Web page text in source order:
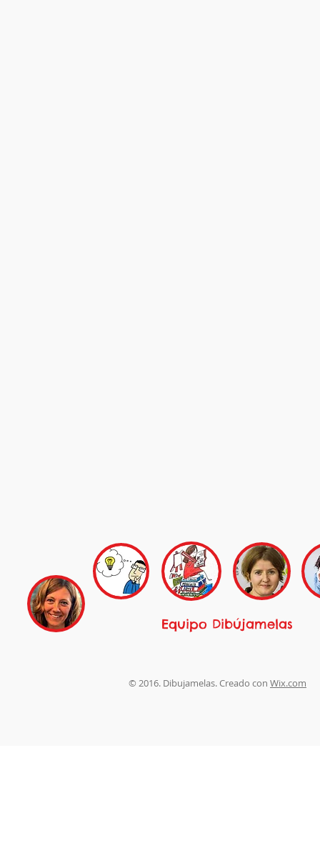
Equipo Dibújamelas
© 2016. Dibujamelas. Creado con Wix.com